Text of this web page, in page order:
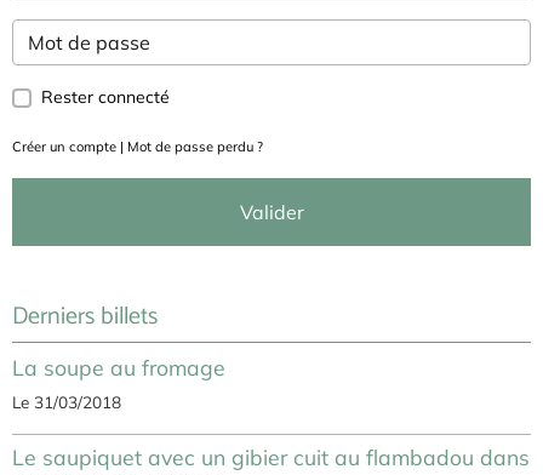
Rester connecté
Créer un compte | Mot de passe perdu ?
Valider
Derniers billets
La soupe au fromage
Le 31/03/2018
Le saupiquet avec un gibier cuit au flambadou dans